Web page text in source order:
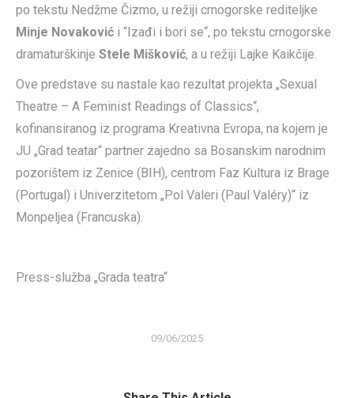
po tekstu Nedžme Čizmo, u režiji crnogorske rediteljke
Minje Novaković i “Izađi i bori se“, po tekstu crnogorske
dramaturškinje Stele Mišković, a u režiji Lajke Kaikčije.
Ove predstave su nastale kao rezultat projekta „Sexual
Theatre – A Feminist Readings of Classics“,
kofinansiranog iz programa Kreativna Evropa, na kojem je
JU „Grad teatar“ partner zajedno sa Bosanskim narodnim
pozorištem iz Zenice (BIH), centrom Faz Kultura iz Brage
(Portugal) i Univerzitetom „Pol Valeri (Paul Valéry)“ iz
Monpeljea (Francuska).
Press-služba „Grada teatra“
09/06/2025